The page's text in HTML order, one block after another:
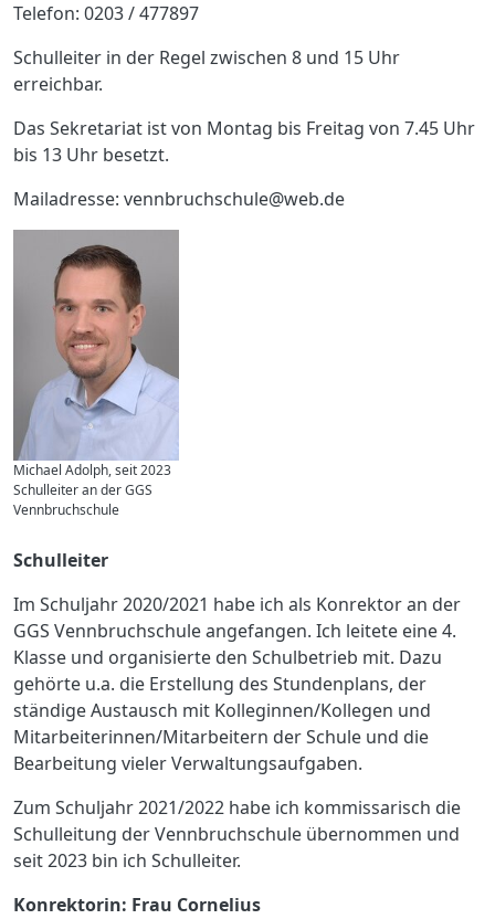
Telefon: 0203 / 477897
Schulleiter in der Regel zwischen 8 und 15 Uhr
erreichbar.
Das Sekretariat ist von Montag bis Freitag von 7.45 Uhr
bis 13 Uhr besetzt.
Mailadresse: vennbruchschule@web.de
Michael Adolph, seit 2023
Schulleiter an der GGS
Vennbruchschule
Schulleiter
Im Schuljahr 2020/2021 habe ich als Konrektor an der
GGS Vennbruchschule angefangen. Ich leitete eine 4.
Klasse und organisierte den Schulbetrieb mit. Dazu
gehörte u.a. die Erstellung des Stundenplans, der
ständige Austausch mit Kolleginnen/Kollegen und
Mitarbeiterinnen/Mitarbeitern der Schule und die
Bearbeitung vieler Verwaltungsaufgaben.
Zum Schuljahr 2021/2022 habe ich kommissarisch die
Schulleitung der Vennbruchschule übernommen und
seit 2023 bin ich Schulleiter.
Konrektorin: Frau Cornelius